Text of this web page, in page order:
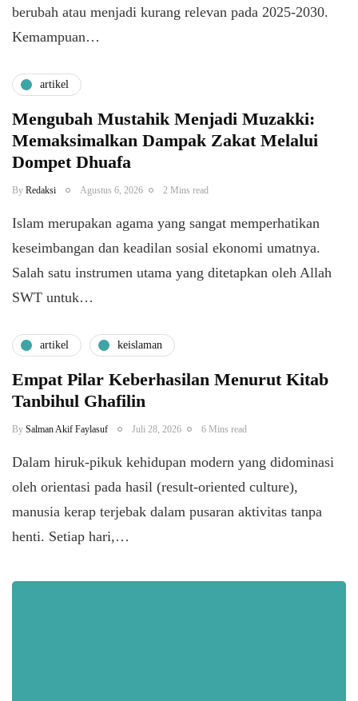
berubah atau menjadi kurang relevan pada 2025-2030.
Kemampuan…
artikel
Mengubah Mustahik Menjadi Muzakki:
Memaksimalkan Dampak Zakat Melalui
Dompet Dhuafa
By Redaksi Agustus 6, 2026 2 Mins read
Islam merupakan agama yang sangat memperhatikan
keseimbangan dan keadilan sosial ekonomi umatnya.
Salah satu instrumen utama yang ditetapkan oleh Allah
SWT untuk…
artikel keislaman
Empat Pilar Keberhasilan Menurut Kitab
Tanbihul Ghafilin
By Salman Akif Faylasuf Juli 28, 2026 6 Mins read
Dalam hiruk-pikuk kehidupan modern yang didominasi
oleh orientasi pada hasil (result-oriented culture),
manusia kerap terjebak dalam pusaran aktivitas tanpa
henti. Setiap hari,…